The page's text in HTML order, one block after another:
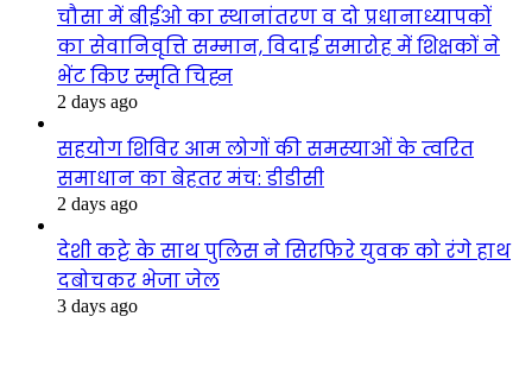
चौसा में बीईओ का स्थानांतरण व दो प्रधानाध्यापकों
का सेवानिवृत्ति सम्मान, विदाई समारोह में शिक्षकों ने
भेंट किए स्मृति चिह्न
2 days ago
सहयोग शिविर आम लोगों की समस्याओं के त्वरित
समाधान का बेहतर मंच: डीडीसी
2 days ago
देशी कट्टे के साथ पुलिस ने सिरफिरे युवक को रंगे हाथ
दबोचकर भेजा जेल
3 days ago